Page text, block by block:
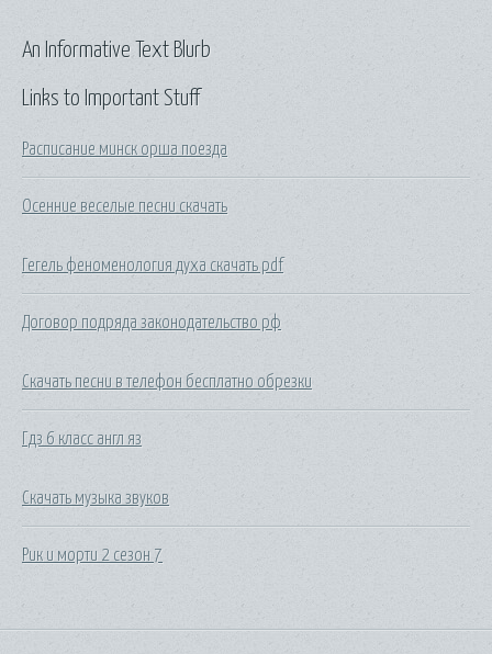
Links to Important Stuff
Расписание минск орша поезда
Осенние веселые песни скачать
Гегель феноменология духа скачать pdf
Договор подряда законодательство рф
Скачать песни в телефон бесплатно обрезки
Гдз 6 класс англ яз
Скачать музыка звуков
Рик и морти 2 сезон 7
An Informative Text Blurb